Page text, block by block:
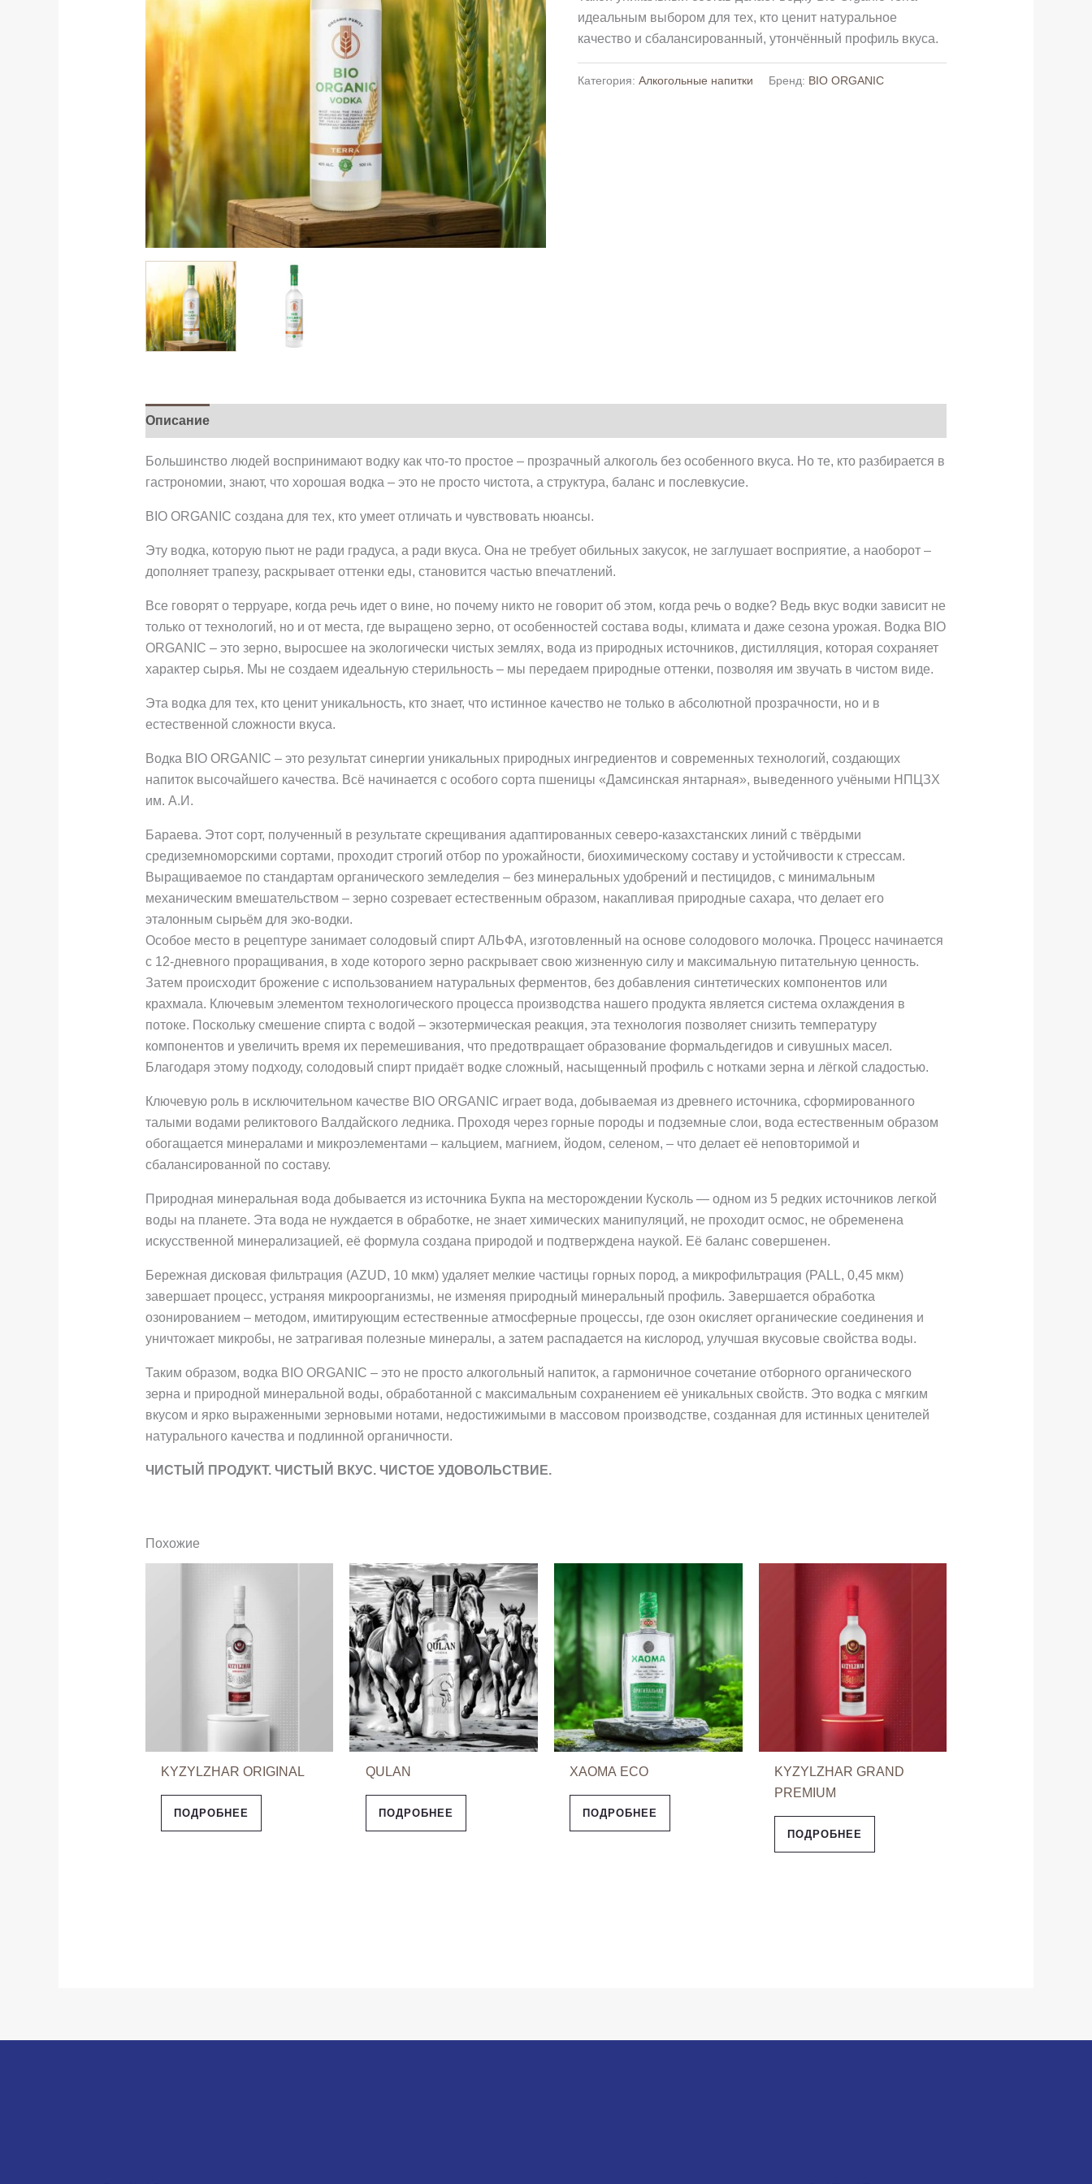
идеальным выбором для тех, кто ценит натуральное
качество и сбалансированный, утончённый профиль вкуса.
Категория:Алкогольные напитки Бренд: BIO ORGANIC
Описание
Большинство людей воспринимают водку как что-то простое – прозрачный алкоголь без особенного вкуса. Но те, кто разбирается в
гастрономии, знают, что хорошая водка – это не просто чистота, а структура, баланс и послевкусие.
BIO ORGANIC создана для тех, кто умеет отличать и чувствовать нюансы.
Эту водка, которую пьют не ради градуса, а ради вкуса. Она не требует обильных закусок, не заглушает восприятие, а наоборот –
дополняет трапезу, раскрывает оттенки еды, становится частью впечатлений.
Все говорят о терруаре, когда речь идет о вине, но почему никто не говорит об этом, когда речь о водке? Ведь вкус водки зависит не
только от технологий, но и от места, где выращено зерно, от особенностей состава воды, климата и даже сезона урожая. Водка BIO
ORGANIC – это зерно, выросшее на экологически чистых землях, вода из природных источников, дистилляция, которая сохраняет
характер сырья. Мы не создаем идеальную стерильность – мы передаем природные оттенки, позволяя им звучать в чистом виде.
Эта водка для тех, кто ценит уникальность, кто знает, что истинное качество не только в абсолютной прозрачности, но и в
естественной сложности вкуса.
Водка BIO ORGANIC – это результат синергии уникальных природных ингредиентов и современных технологий, создающих
напиток высочайшего качества. Всё начинается с особого сорта пшеницы «Дамсинская янтарная», выведенного учёными НПЦЗХ
им. А.И.
Бараева. Этот сорт, полученный в результате скрещивания адаптированных северо-казахстанских линий с твёрдыми
средиземноморскими сортами, проходит строгий отбор по урожайности, биохимическому составу и устойчивости к стрессам.
Выращиваемое по стандартам органического земледелия – без минеральных удобрений и пестицидов, с минимальным
механическим вмешательством – зерно созревает естественным образом, накапливая природные сахара, что делает его
эталонным сырьём для эко-водки.
Особое место в рецептуре занимает солодовый спирт АЛЬФА, изготовленный на основе солодового молочка. Процесс начинается
с 12-дневного проращивания, в ходе которого зерно раскрывает свою жизненную силу и максимальную питательную ценность.
Затем происходит брожение с использованием натуральных ферментов, без добавления синтетических компонентов или
крахмала. Ключевым элементом технологического процесса производства нашего продукта является система охлаждения в
потоке. Поскольку смешение спирта с водой – экзотермическая реакция, эта технология позволяет снизить температуру
компонентов и увеличить время их перемешивания, что предотвращает образование формальдегидов и сивушных масел.
Благодаря этому подходу, солодовый спирт придаёт водке сложный, насыщенный профиль с нотками зерна и лёгкой сладостью.
Ключевую роль в исключительном качестве BIO ORGANIC играет вода, добываемая из древнего источника, сформированного
талыми водами реликтового Валдайского ледника. Проходя через горные породы и подземные слои, вода естественным образом
обогащается минералами и микроэлементами – кальцием, магнием, йодом, селеном, – что делает её неповторимой и
сбалансированной по составу.
Природная минеральная вода добывается из источника Букпа на месторождении Кусколь — одном из 5 редких источников легкой
воды на планете. Эта вода не нуждается в обработке, не знает химических манипуляций, не проходит осмос, не обременена
искусственной минерализацией, её формула создана природой и подтверждена наукой. Её баланс совершенен.
Бережная дисковая фильтрация (AZUD, 10 мкм) удаляет мелкие частицы горных пород, а микрофильтрация (PALL, 0,45 мкм)
завершает процесс, устраняя микроорганизмы, не изменяя природный минеральный профиль. Завершается обработка
озонированием – методом, имитирующим естественные атмосферные процессы, где озон окисляет органические соединения и
уничтожает микробы, не затрагивая полезные минералы, а затем распадается на кислород, улучшая вкусовые свойства воды.
Таким образом, водка BIO ORGANIC – это не просто алкогольный напиток, а гармоничное сочетание отборного органического
зерна и природной минеральной воды, обработанной с максимальным сохранением её уникальных свойств. Это водка с мягким
вкусом и ярко выраженными зерновыми нотами, недостижимыми в массовом производстве, созданная для истинных ценителей
натурального качества и подлинной органичности.
ЧИСТЫЙ ПРОДУКТ. ЧИСТЫЙ ВКУС. ЧИСТОЕ УДОВОЛЬСТВИЕ.
Похожие
KYZYLZHAR ORIGINAL
ПОДРОБНЕЕ
QULAN
ПОДРОБНЕЕ
ХАОМА ECO
ПОДРОБНЕЕ
KYZYLZHAR GRAND
PREMIUM
ПОДРОБНЕЕ